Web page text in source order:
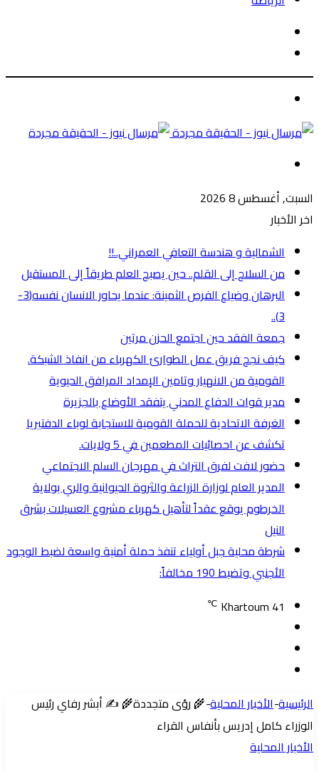
عن
السبت, أغسطس 8 2026
اخر الأخبار
الشمالية و هندسة التعافي العمراني..!!
من السلاح إلى القلم.. حين يصبح العلم طريقاً إلى المستقبل
البرهان وضياع الفرص الثمينة: عندما يحاور الانسان نفسه(3-
3)..
جمعة الفقد حين اجتمع الحزن مرتين
كيف نجح فريق عمل الطوارئ الكهرباء من انفاذ الشبكة.
القومية من الانهيار وتامين الإمداد المرافق الحيوية
مدير قوات الدفاع المدني يتفقد الأوضاع بالجزيرة
الغرفة الاتحادية للحملة القومية للاستجابة لوباء الدفتيريا
تكشف عن احصائيات المطعمين في 5 ولايات.
حضور لافت لفرق التراث في مهرجان السلم الاجتماعي
المدير العام لوزارة الزراعة والثروة الحيوانية والري بولاية
الخرطوم يوقع عقداً لتأهيل كهرباء مشروع العسيلات بشرق
النيل
شرطة محلية جبل أولياء تنفذ حملة أمنية واسعة لضبط الوجود
الأجنبي وتضبط 190 مخالفاً:
Khartoum 41
℃
جانبيالرئيسية-الأخبار المحلية-🌾 رؤى متجددة🌾 ✍️ أبشر رفاي رئيس
الوزراء كامل إدريس بأنفاس القراء
الأخبار المحلية